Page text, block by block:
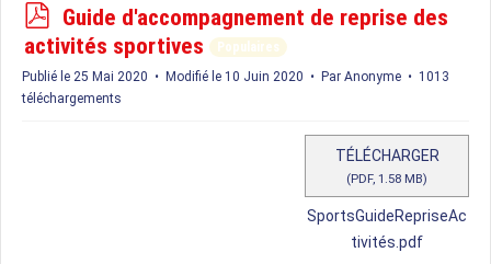
p
d
f
Guide d'accompagnement de reprise des
activités sportives
Populaires
Publié le 25 Mai 2020
Modifié le 10 Juin 2020 Par Anonyme
1013
téléchargements
TÉLÉCHARGER
(PDF, 1.58 MB)
SportsGuideRepriseAc
tivités.pdf